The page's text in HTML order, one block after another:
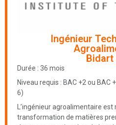
Ingénieur
Bidart
Durée : 36 mois
Niveau requis : BAC +2 ou BAC
6)
L’ingénieur agroalimentaire
transformation de matières